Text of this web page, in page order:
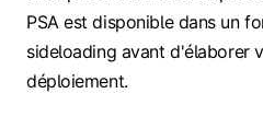
PSA est disponible dans un
sideloading avant d'élaborer
déploiement.